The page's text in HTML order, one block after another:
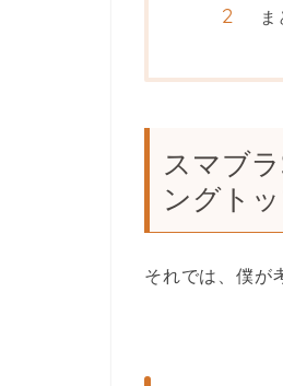
ま
スマブ
ングト
それでは、僕が